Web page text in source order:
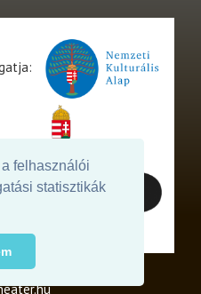
felhasználói
statisztikák